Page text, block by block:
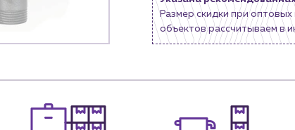
sales@profpotok.ru
Размер скидки при оптовых
объектов рассчитываем в